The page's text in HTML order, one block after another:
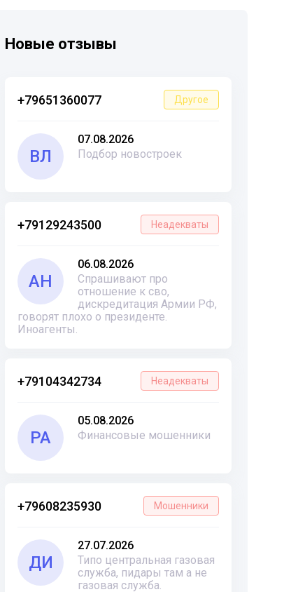
Новые отзывы
+79651360077 Другое
ВЛ
07.08.2026
Подбор новостроек
+79129243500 Неадекваты
АН
06.08.2026
Спрашивают про
отношение к сво,
дискредитация Армии РФ,
говорят плохо о президенте.
Иноагенты.
+79104342734 Неадекваты
РА
05.08.2026
Финансовые мошенники
+79608235930 Мошенники
ДИ
27.07.2026
Типо центральная газовая
служба, пидары там а не
газовая служба.